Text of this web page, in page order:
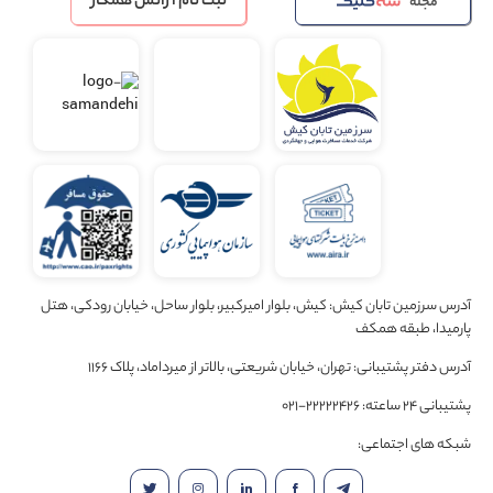
آدرس سرزمین تابان کیش: کیش، بلوار امیرکبیر، بلوار ساحل، خیابان رودکی، هتل
پارمیدا، طبقه همکف
آدرس دفتر پشتیبانی: تهران، خیابان شریعتی، بالاتر از میرداماد، پلاک 1166
پشتیبانی 24 ساعته: 22222426-021
شبکه های اجتماعی: